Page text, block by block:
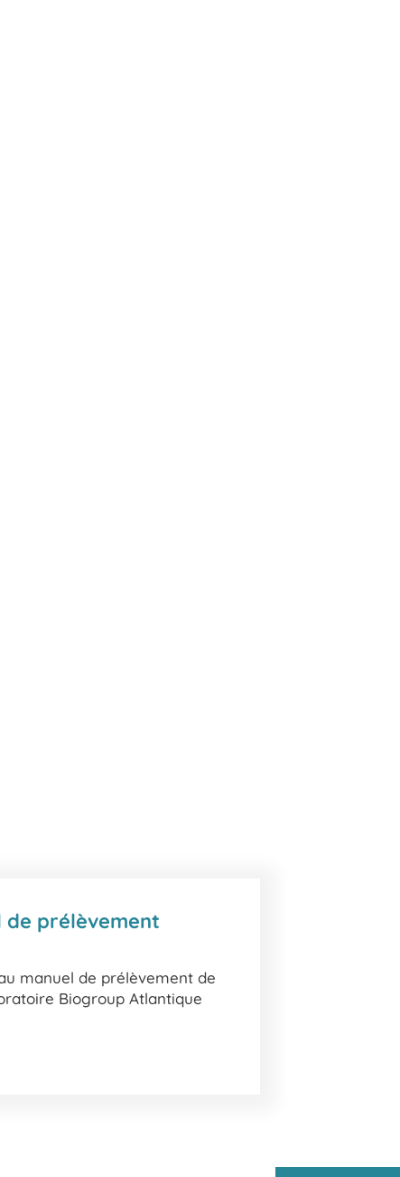
de prélèvement
manuel de prélèvement de
Biogroup Atlantique